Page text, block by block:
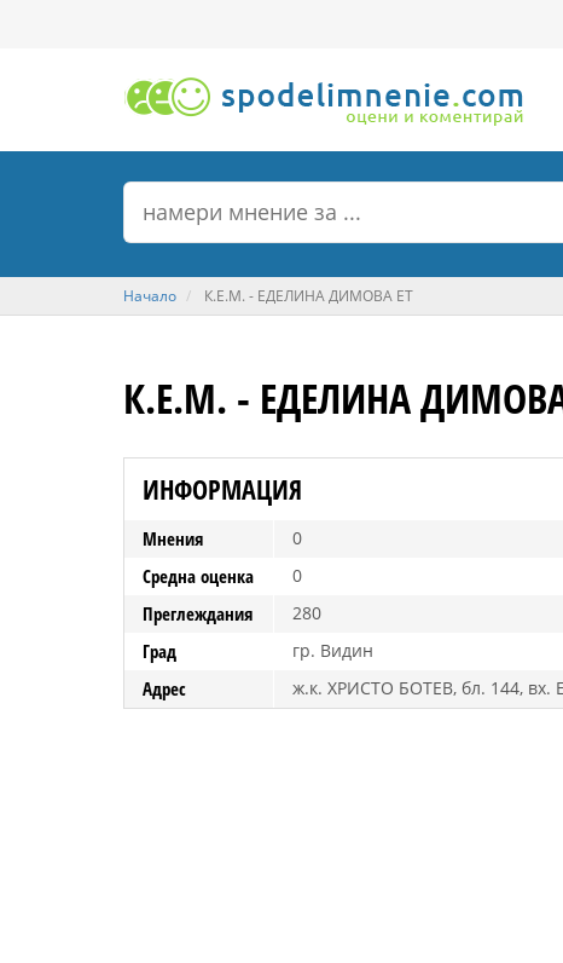
Начало К.Е.М. - ЕДЕЛИНА ДИМОВА ЕТ
К.Е.М. - ЕДЕЛИНА
ИНФОРМАЦИЯ
Мнения 0
Средна оценка 0
Преглеждания 280
Град гр. Видин
Адрес ж.к. ХРИСТО БОТЕВ, бл. 144, вх.